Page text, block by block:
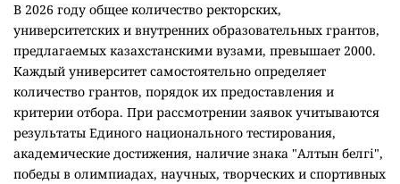
В 2026 году общее количество ректорских,
университетских и внутренних образовательных грантов,
предлагаемых казахстанскими вузами, превышает 2000.
Каждый университет самостоятельно определяет
количество грантов, порядок их предоставления и
критерии отбора. При рассмотрении заявок учитываются
результаты Единого национального тестирования,
академические достижения, наличие знака "Алтын белгі",
победы в олимпиадах, научных, творческих и спортивных